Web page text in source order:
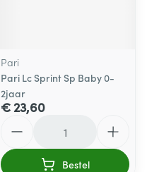
Pari
Pari Lc Sprint Sp Baby 0-
2jaar
€ 23,60
Bestel